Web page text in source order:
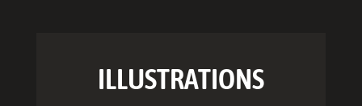
ILLUSTRATIONS